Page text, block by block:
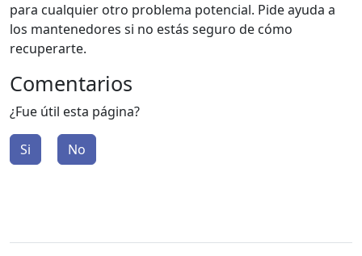
para cualquier otro problema potencial. Pide ayuda a
los mantenedores si no estás seguro de cómo
recuperarte.
Comentarios
¿Fue útil esta página?
Si No